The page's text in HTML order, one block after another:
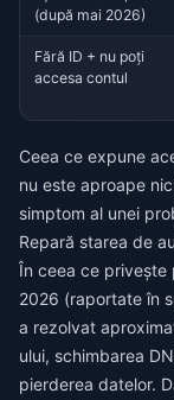
(după mai 2026)
Fără ID + nu poți
accesa contul
Ceea ce expune
nu este aproape
simptom al unei
Repară starea de
În ceea ce privește
2026 (raportate în
a rezolvat
ului, schimbarea
pierderea datelor.